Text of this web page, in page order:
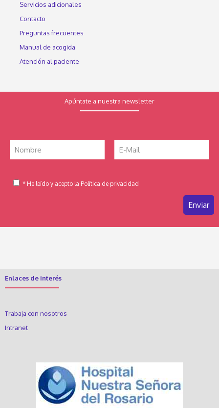
Servicios adicionales
Contacto
Preguntas frecuentes
Manual de acogida
Atención al paciente
Apúntate a nuestra newsletter
* He leído y acepto la Política de privacidad
Enlaces de interés
Trabaja con nosotros
Intranet